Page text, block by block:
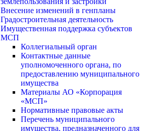
Внесение изменений в генпланы
Градостроительная деятельность
Имущественная поддержка субъектов
МСП
Коллегиальный орган
Контактные данные
уполномоченного органа, по
предоставлению муниципального
имущества
Материалы АО «Корпорация
«МСП»
Нормативные правовые акты
Перечень муниципального
имущества, предназначенного для